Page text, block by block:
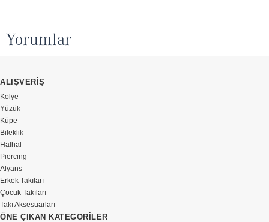
Yorumlar
ALIŞVERİŞ
Kolye
Yüzük
Küpe
Bileklik
Halhal
Piercing
Alyans
Erkek Takıları
Çocuk Takıları
Takı Aksesuarları
ÖNE ÇIKAN KATEGORİLER